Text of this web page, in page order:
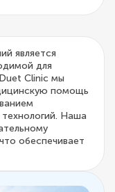
является
для
Clinic мы
помощь
Наша
обеспечивает